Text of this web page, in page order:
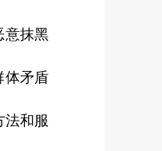
意抹黑
体矛盾
法和服